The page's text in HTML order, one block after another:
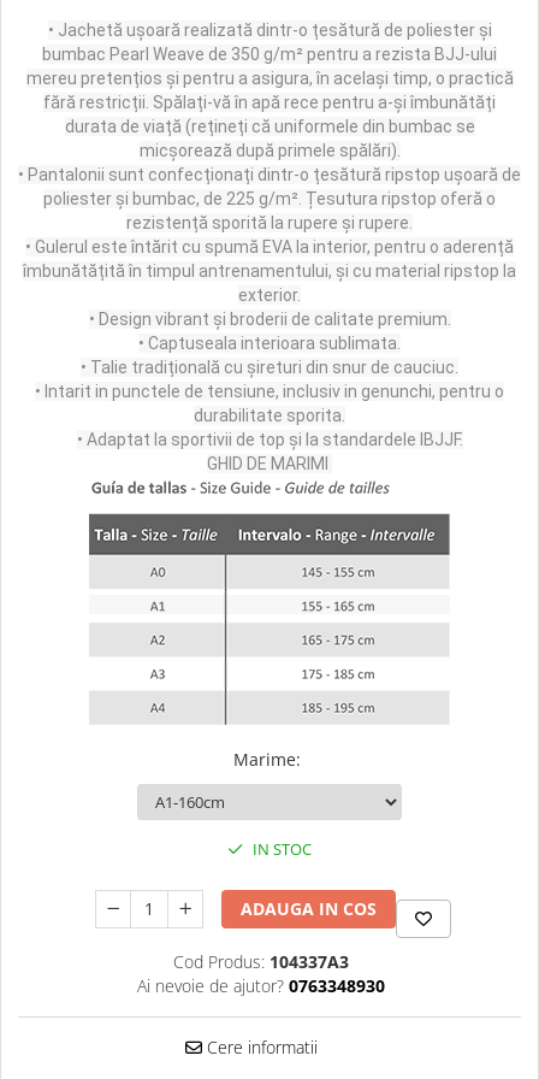
Palmare/Palete Box/Arte Martiale
Perne Antrenament Arte Martiale
Perne Antebrat/Pao
Manechini Arte Martiale
Echipament Antrenori
Imbracaminte sport
Sorturi Kickboxing / MMA
Tricouri / Maiouri
Bluze / Hanorace/Geci
Sepci / Caciuli
Echipament compresie
Proteze/Protectii dentare
Lupte/Wrestling
Incaltaminte
Dresuri/Echipament
Accesorii Lupte/Wrestling
Suprafete de lupta/Dotari sala
Suprafete de Lupta/Antrenament
Dotari Sala/Dojo
Proteine & Aminoacizi
Suplimente pt Masa Musculara
Ardere/Slabire
Medicina Sportiva/Recuperare
• Jachetă ușoară realizată dintr-o țesătură de poliester și
bumbac Pearl Weave de 350 g/m² pentru a rezista BJJ-ului
mereu pretențios și pentru a asigura, în același timp, o practică
fără restricții. Spălați-vă în apă rece pentru a-și îmbunătăți
durata de viață (rețineți că uniformele din bumbac se
micșorează după primele spălări).
• Pantalonii sunt confecționați dintr-o țesătură ripstop ușoară de
poliester și bumbac, de 225 g/m². Țesutura ripstop oferă o
rezistență sporită la rupere și rupere.
• Gulerul este întărit cu spumă EVA la interior, pentru o aderență
îmbunătățită în timpul antrenamentului, și cu material ripstop la
exterior.
• Design vibrant și broderii de calitate premium.
• Captuseala interioara sublimata.
• Talie tradițională cu șireturi din snur de cauciuc.
• Intarit in punctele de tensiune, inclusiv in genunchi, pentru o
durabilitate sporita.
• Adaptat la sportivii de top și la standardele IBJJF.
GHID DE MARIMI
Marime:
IN STOC
ADAUGA IN COS
Cod Produs: 104337A3
Ai nevoie de ajutor? 0763348930
Cere informatii